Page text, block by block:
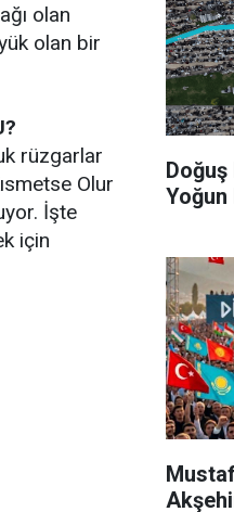
olan
olan bir
rüzgarlar
Olur
İşte
için
Doğuş
Yoğun